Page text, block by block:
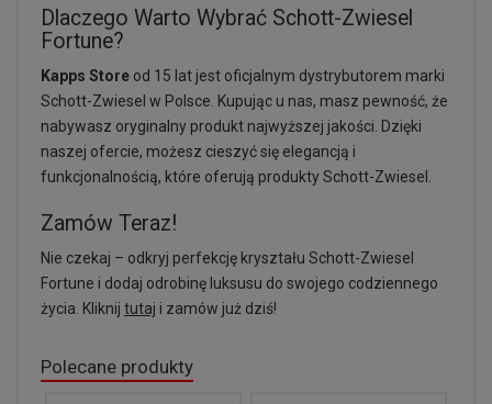
Dlaczego Warto Wybrać Schott-Zwiesel
Fortune?
Kapps Store od 15 lat jest oficjalnym dystrybutorem marki
Schott-Zwiesel w Polsce. Kupując u nas, masz pewność, że
nabywasz oryginalny produkt najwyższej jakości. Dzięki
naszej ofercie, możesz cieszyć się elegancją i
funkcjonalnością, które oferują produkty Schott-Zwiesel.
Zamów Teraz!
Nie czekaj – odkryj perfekcję kryształu Schott-Zwiesel
Fortune i dodaj odrobinę luksusu do swojego codziennego
życia. Kliknij tutaj i zamów już dziś!
Polecane produkty